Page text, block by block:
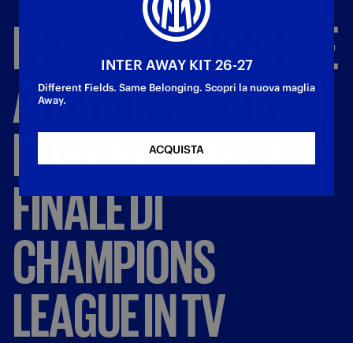
PSG INTERVISIBILE
ANCHEINCHIARO:
DOVEVEDERELA
FINALEDI
CHAMPIONS
LEAGUEINTV
INTER AWAY KIT 26-27
Different Fields. Same Belonging. Scopri la nuova maglia
Away.
ACQUISTA